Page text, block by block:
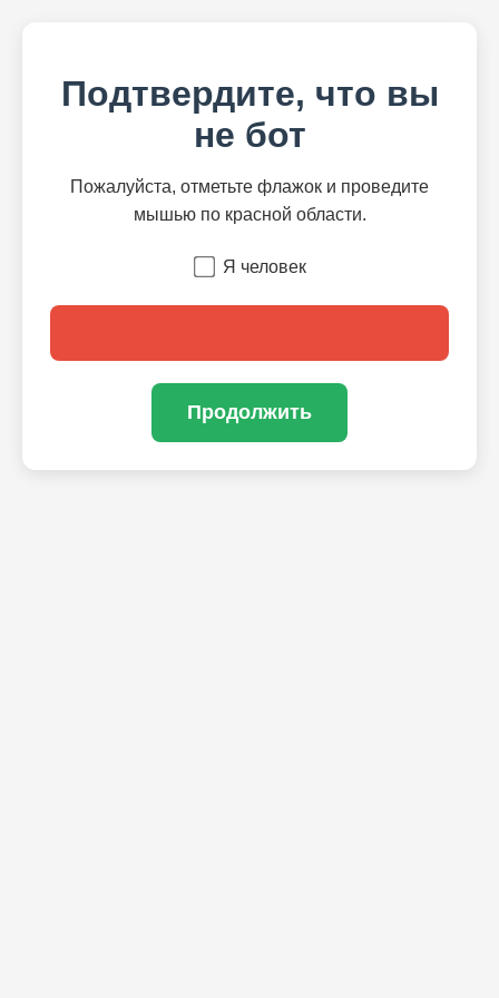
Подтвердите, что вы
не бот
Пожалуйста, отметьте флажок и проведите
мышью по красной области.
Я человек
Продолжить